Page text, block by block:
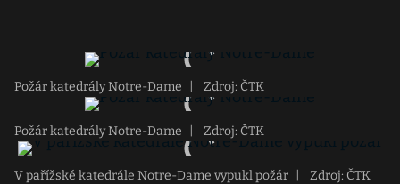
Požár katedrály Notre-Dame Zdroj: ČTK
Požár katedrály Notre-Dame Zdroj: ČTK
V pařížské katedrále Notre-Dame vypukl požár Zdroj: ČTK